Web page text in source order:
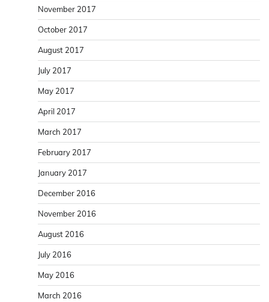
November 2017
October 2017
August 2017
July 2017
May 2017
April 2017
March 2017
February 2017
January 2017
December 2016
November 2016
August 2016
July 2016
May 2016
March 2016